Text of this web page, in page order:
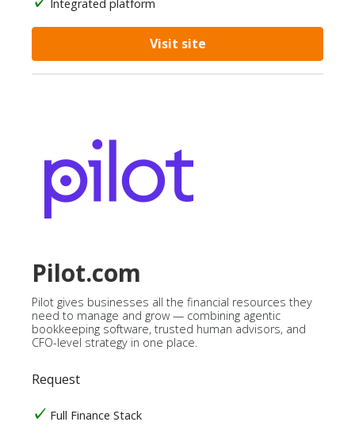
Integrated platform
Visit site
Pilot.com
Pilot gives businesses all the financial resources they
need to manage and grow — combining agentic
bookkeeping software, trusted human advisors, and
CFO-level strategy in one place.
Request
Full Finance Stack